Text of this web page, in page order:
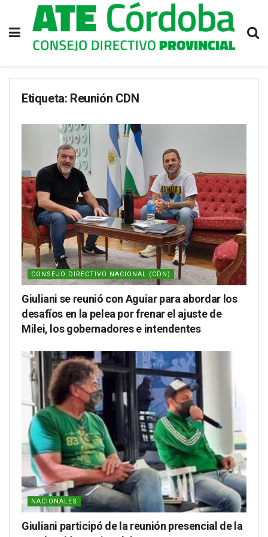
Etiqueta: Reunión CDN
CONSEJO DIRECTIVO NACIONAL (CDN)
Giuliani se reunió con Aguiar para abordar los
desafíos en la pelea por frenar el ajuste de
Milei, los gobernadores e intendentes
NACIONALES
Giuliani participó de la reunión presencial de la